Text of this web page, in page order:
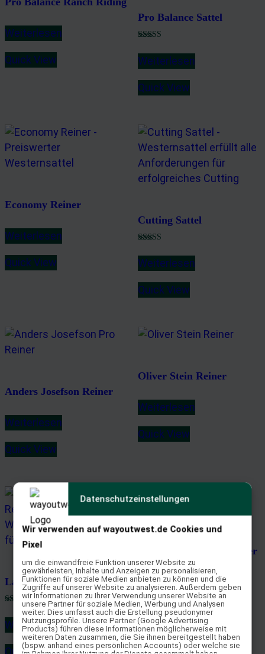
Weiterlesen
Quick View
Pro Balance Sattel
5.00
von 5
Weiterlesen
Quick View
Economy Reiner
Weiterlesen
Quick View
Cutting Sattel
5.00
von 5
Weiterlesen
Quick View
Anders Josefson Reiner
Weiterlesen
Quick View
Oliver Stein Reiner
Weiterlesen
Quick View
Ladies Reiner Sattel
Bewertet mit
5.00
von 5
Weiterlesen
Etienne Hirschfeld Reiner
Weiterlesen
Quick View
Datenschutzeinstellungen
Wir verwenden auf wayoutwest.de Cookies und
Pixel
um die einwandfreie Funktion unserer Website zu
gewährleisten, Inhalte und Anzeigen zu personalisieren,
Funktionen für soziale Medien anbieten zu können und die
Zugriffe auf unserer Website zu analysieren. Außerdem geben
wir Informationen zu Ihrer Verwendung unserer Website an
unsere Partner für soziale Medien, Werbung und Analysen
weiter. Dies umfasst auch die Erstellung pseudonymer
Nutzungsprofile. Unsere Partner (Google Advertising
Products) führen diese Informationen möglicherweise mit
weiteren Daten zusammen, die Sie ihnen bereitgestellt haben
(bspw. anhand eines persönlichen Accounts) oder welche sie